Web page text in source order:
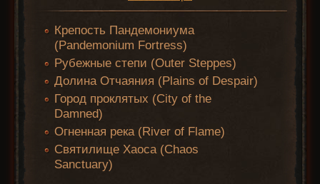
Крепость Пандемониума
(Pandemonium Fortress)
Рубежные степи (Outer Steppes)
Долина Отчаяния (Plains of Despair)
Город проклятых (City of the
Damned)
Огненная река (River of Flame)
Святилище Хаоса (Chaos
Sanctuary)